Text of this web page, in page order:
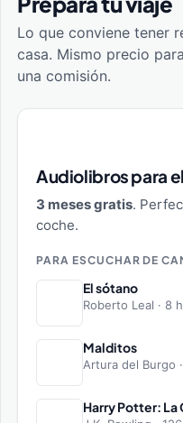
Lo que conviene tener
casa. Mismo precio
una comisión.
Audiolibros para
3 meses gratis.
coche.
PARA ESCUCHAR DE
El sótano
Roberto Leal · 8
Malditos
Artura del Burgo
Harry Potter: